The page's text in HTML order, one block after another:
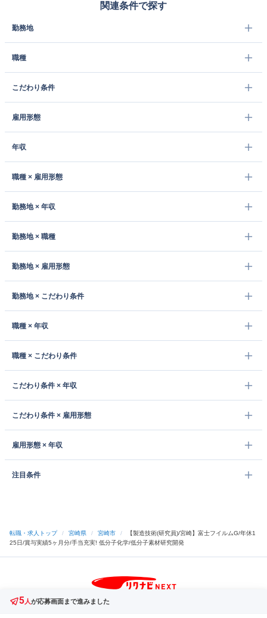
関連条件で探す
勤務地
職種
こだわり条件
雇用形態
年収
職種 × 雇用形態
勤務地 × 年収
勤務地 × 職種
勤務地 × 雇用形態
勤務地 × こだわり条件
職種 × 年収
職種 × こだわり条件
こだわり条件 × 年収
こだわり条件 × 雇用形態
雇用形態 × 年収
注目条件
5人が応募画面まで進みました
転職・求人トップ / 宮崎県 / 宮崎市 /
【製造技術(研究員)/宮崎】富士フイルムG/年休1
25日/賞与実績5ヶ月分/手当充実! 低分子化学/低分子素材研究開発